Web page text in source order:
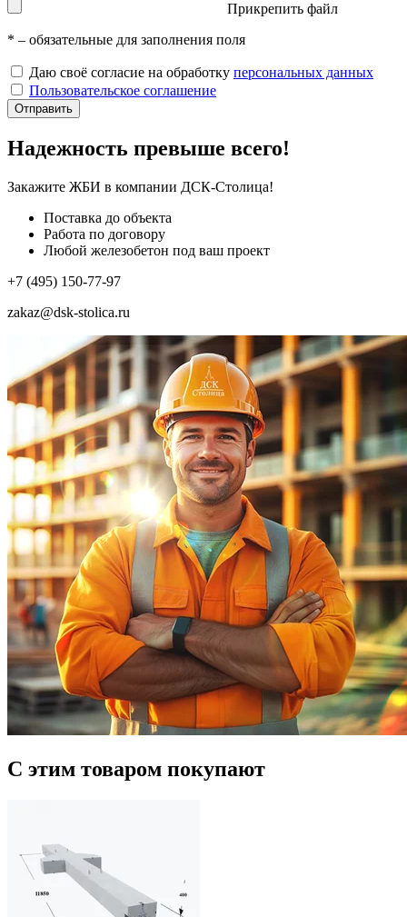
Прикрепить файл
* – обязательные для заполнения поля
Даю своё согласие на обработку персональных данных
Пользовательское соглашение
Отправить
Надежность превыше всего!
Закажите ЖБИ в компании ДСК-Столица!
Поставка до объекта
Работа по договору
Любой железобетон под ваш проект
+7 (495) 150-77-97
zakaz@dsk-stolica.ru
С этим товаром покупают